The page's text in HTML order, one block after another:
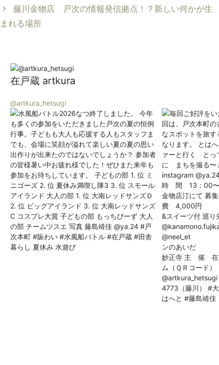
ー
藤川金物店 戸次の情報発信拠点！？新しい何かが生
まれる場所
在戸蔵 artkura
@artkura_hetsugi